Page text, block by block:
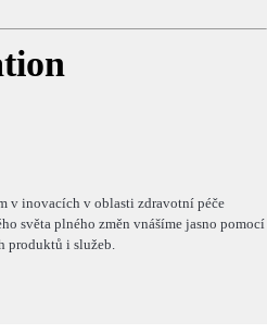
v inovacích v oblasti zdravotní péče
světa plného změn vnášíme jasno pomocí
produktů i služeb.